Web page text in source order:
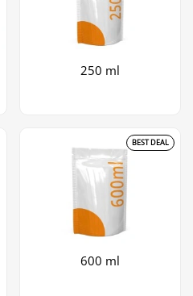
250 ml
600 ml
BEST DEAL